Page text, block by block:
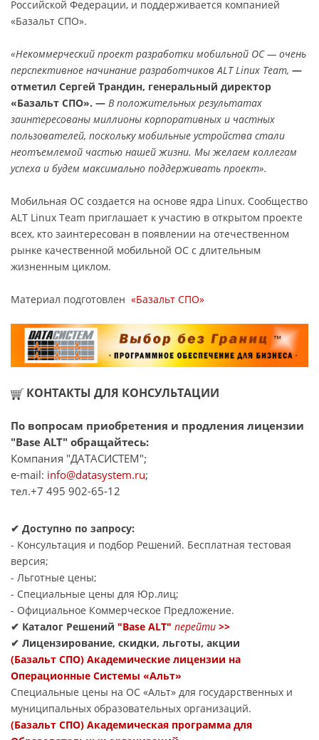
Российской Федерации, и поддерживается компанией
«Базальт СПО».
«Некоммерческий проект разработки мобильной ОС — очень
перспективное начинание разработчиковALT Linux Team, —
отметил Сергей Трандин, генеральный директор
«Базальт СПО». — В положительных результатах
заинтересованы миллионы корпоративных и частных
пользователей, поскольку мобильные устройства стали
неотъемлемой частью нашей жизни. Мы желаем коллегам
успеха и будем максимально поддерживать проект».
Мобильная ОС создается на основе ядра Linux. Сообщество
ALT Linux Team приглашает к участию в открытом проекте
всех, кто заинтересован в появлении на отечественном
рынке качественной мобильной ОС с длительным
жизненным циклом.
Материал подготовлен «Базальт СПО»
КОНТАКТЫ ДЛЯ КОНСУЛЬТАЦИИ
По вопросам приобретения и продления лицензии
"Base ALT" обращайтесь:
Компания "ДАТАСИСТЕМ";
e-mail: info@datasystem.ru;
тел.+7 495 902-65-12
✔ Доступно по запросу:
- Консультация и подбор Решений. Бесплатная тестовая
версия;
- Льготные цены;
- Специальные цены для Юр.лиц;
- Официальное Коммерческое Предложение.
✔ Каталог Решений "Base ALT" перейти >>
✔ Лицензирование, скидки, льготы, акции
(Базальт СПО) Академические лицензии на
Операционные Системы «Альт»
Специальные цены на ОС «Альт» для государственных и
муниципальных образовательных организаций.
(Базальт СПО) Академическая программа для